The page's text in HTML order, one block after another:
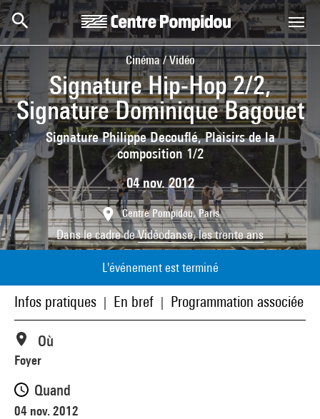
Aller au contenu principal
Centre Pompidou
Cinéma / Vidéo
Signature Hip-Hop 2/2,
Signature Dominique Bagouet
Signature Philippe Decouflé, Plaisirs de la
composition 1/2
04 nov. 2012
Centre Pompidou, Paris
Dans le cadre deVidéodanse, les trente ans
L'événement est terminé
Infos pratiques En bref Programmation associée
Où
Foyer
Quand
04 nov. 2012